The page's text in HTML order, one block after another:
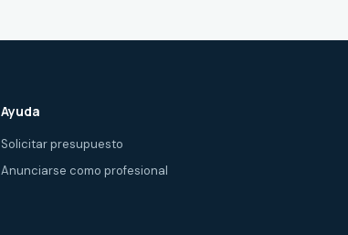
Ayuda
Solicitar presupuesto
Anunciarse como profesional